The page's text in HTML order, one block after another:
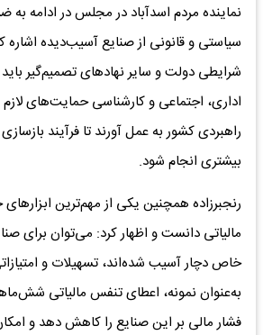
نماینده مردم اسدآباد در مجلس در ادامه
سیاستی و قانونی از صنایع آسیب‌دیده
شرایطی دولت و سایر نهادهای تصمیم‌گیر
اداری، اجتماعی و کارشناسی حمایت‌های لازم
راهبردی کشور به عمل آورند تا فرآیند
بیشتری انجام شود.
رنجبرزاده همچنین یکی از مهم‌ترین
مالیاتی دانست و اظهار کرد: می‌توان برای
خاص دچار آسیب شده‌اند، تسهیلات و
به‌عنوان نمونه، اعطای تنفس مالیاتی
فشار مالی بر این صنایع را کاهش دهد و